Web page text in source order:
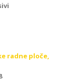
radne ploče,